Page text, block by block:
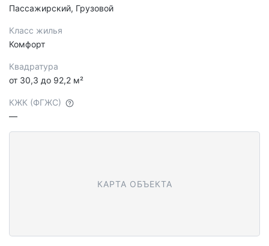
Пассажирский, Грузовой
Класс жилья
Комфорт
Квадратура
от 30,3 до 92,2 м²
КЖК (ФГЖС)
—
КАРТА ОБЪЕКТА